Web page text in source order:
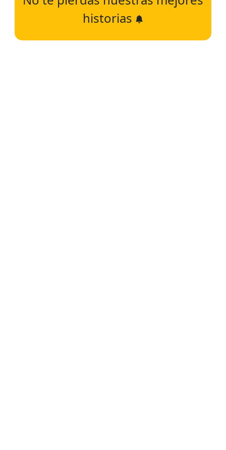
historias